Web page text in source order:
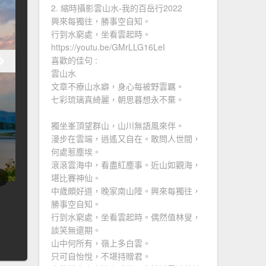
2. 縮時攝影雲山水-我的百岳行2022
興來每獨往，勝事空自知。
行到水窮處，坐看雲起時。
https://youtu.be/GMrLLG16LeI
喜歡的佳句 :
雲山水
文章不療山水癖，身心每被野雲羈。
七彩琉璃真綺麗，朝思暮想永不棄。
獨坐峯頂望群山，山川無語風來伴。
漫步在雲端，逍遙又自在。敢問人世間，
何處惹塵埃。
滾滾雲海中，看盡紅塵事。近山如觀海，
堪比賽神仙。
中歲頗好道，晚家南山陲。興來每獨往，
勝事空自知。
行到水窮處，坐看雲起時。偶然值林叟，
談笑無還期。
山中何所有，嶺上多白雲。
只可自怡悅，不堪持贈君。